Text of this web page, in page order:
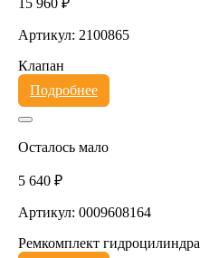
Артикул: 2100865
Клапан
Подробнее
Осталось мало
5 640 ₽
Артикул: 0009608164
Ремкомплект гидроцилиндра